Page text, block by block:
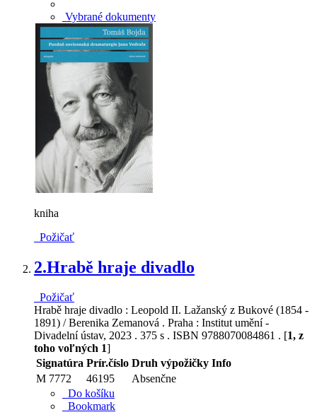
Vybrané dokumenty
kniha
Požičať
2.Hrabě hraje divadlo
Požičať
Hrabě hraje divadlo : Leopold II. Lažanský z Bukové (1854 -
1891) / Berenika Zemanová . Praha : Institut umění -
Divadelní ústav, 2023 . 375 s . ISBN 9788070084861 . [1, z
toho voľných 1]
Signatúra Prír.číslo Druh výpožičky Info
M 7772
46195
Absenčne
Do košíku
Bookmark